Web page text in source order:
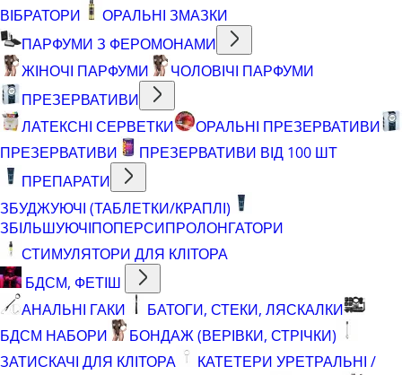
ВІБРАТОРИ
ОРАЛЬНІ ЗМАЗКИ
ПАРФУМИ З ФЕРОМОНАМИ
ЖІНОЧІ ПАРФУМИ
ЧОЛОВІЧІ ПАРФУМИ
ПРЕЗЕРВАТИВИ
ЛАТЕКСНІ СЕРВЕТКИ
ОРАЛЬНІ ПРЕЗЕРВАТИВИ
ПРЕЗЕРВАТИВИ
ПРЕЗЕРВАТИВИ ВІД 100 ШТ
ПРЕПАРАТИ
ЗБУДЖУЮЧІ (ТАБЛЕТКИ/КРАПЛІ)
ЗБІЛЬШУЮЧІПОПЕРСИПРОЛОНГАТОРИ
СТИМУЛЯТОРИ ДЛЯ КЛІТОРА
БДСМ, ФЕТІШ
АНАЛЬНІ ГАКИ
БАТОГИ, СТЕКИ, ЛЯСКАЛКИ
БДСМ НАБОРИ
БОНДАЖ (ВЕРІВКИ, СТРІЧКИ)
ЗАТИСКАЧІ ДЛЯ КЛІТОРА
КАТЕТЕРИ УРЕТРАЛЬНІ /